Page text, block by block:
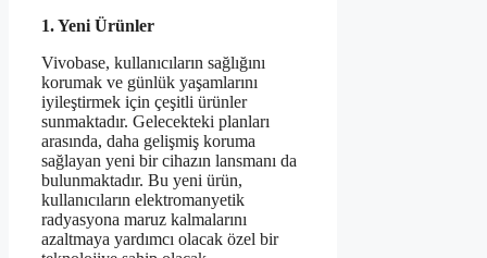
1. Yeni Ürünler
Vivobase, kullanıcıların sağlığını
korumak ve günlük yaşamlarını
iyileştirmek için çeşitli ürünler
sunmaktadır. Gelecekteki planları
arasında, daha gelişmiş koruma
sağlayan yeni bir cihazın lansmanı da
bulunmaktadır. Bu yeni ürün,
kullanıcıların elektromanyetik
radyasyona maruz kalmalarını
azaltmaya yardımcı olacak özel bir